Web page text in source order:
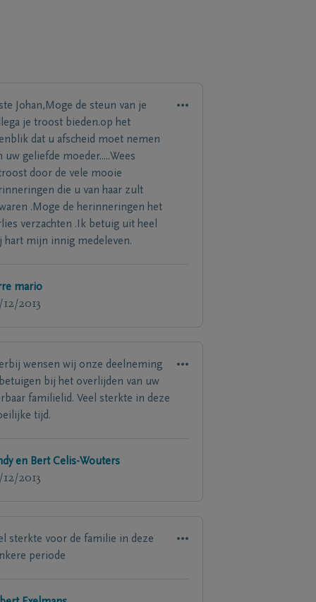
Johan,Moge de steun van je
je troost bieden.op het
dat u afscheid moet nemen
uw geliefde moeder.....Wees
door de vele mooie
die u van haar zult
.Moge de herinneringen het
verzachten .Ik betuig uit heel
hart mijn innig medeleven.
mario
12/2013
wensen wij onze deelneming
bij het overlijden van uw
familielid. Veel sterkte in deze
tijd.
en Bert Celis-Wouters
12/2013
sterkte voor de familie in deze
periode